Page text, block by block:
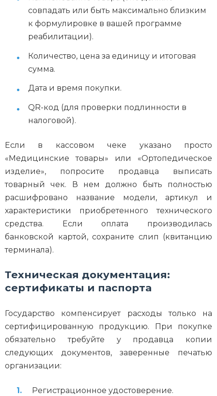
совпадать или быть максимально близким
к формулировке в вашей программе
реабилитации).
Количество, цена за единицу и итоговая
сумма.
Дата и время покупки.
QR-код (для проверки подлинности в
налоговой).
Если в кассовом чеке указано просто
«Медицинские товары» или «Ортопедическое
изделие», попросите продавца выписать
товарный чек. В нем должно быть полностью
расшифровано название модели, артикул и
характеристики приобретенного технического
средства. Если оплата производилась
банковской картой, сохраните слип (квитанцию
терминала).
Техническая документация:
сертификаты и паспорта
Государство компенсирует расходы только на
сертифицированную продукцию. При покупке
обязательно требуйте у продавца копии
следующих документов, заверенные печатью
организации:
Регистрационное удостоверение.